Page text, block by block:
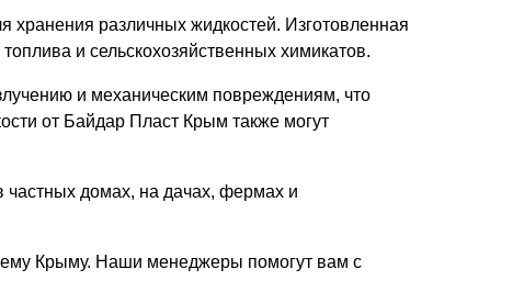
хранения различных жидкостей. Изготовленная
и сельскохозяйственных химикатов.
и механическим повреждениям, что
от Байдар Пласт Крым также могут
частных домах, на дачах, фермах и
Крыму. Наши менеджеры помогут вам с